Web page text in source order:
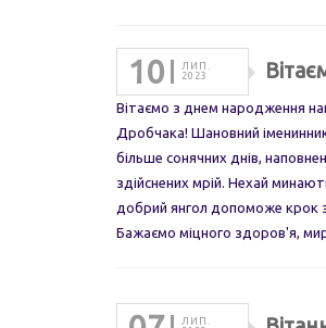
10
ЛИП.
2023
Вітаємо з днем народження
Дробчака! Шановний
більше сонячних днів,
здійснених мрій. Нехай
добрий янгол допоможе крок
Бажаємо міцного здоров'я,
ЛИП.